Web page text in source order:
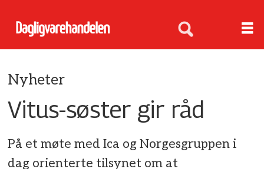
Nyheter
Vitus-søster gir råd
På et møte med Ica og Norgesgruppen i
dag orienterte tilsynet om at